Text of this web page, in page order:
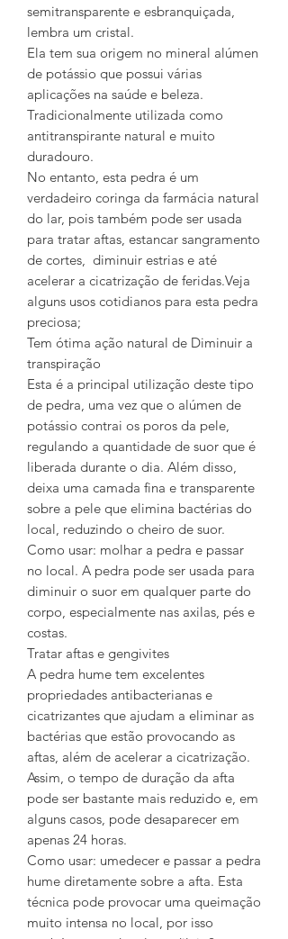
semitransparente e esbranquiçada,
lembra um cristal.
Ela tem sua origem no mineral alúmen
de potássio que possui várias
aplicações na saúde e beleza.
Tradicionalmente utilizada como
antitranspirante natural e muito
duradouro.
No entanto, esta pedra é um
verdadeiro coringa da farmácia natural
do lar, pois também pode ser usada
para tratar aftas, estancar sangramento
de cortes, diminuir estrias e até
acelerar a cicatrização de feridas.Veja
alguns usos cotidianos para esta pedra
preciosa;
Tem ótima ação natural de Diminuir a
transpiração
Esta é a principal utilização deste tipo
de pedra, uma vez que o alúmen de
potássio contrai os poros da pele,
regulando a quantidade de suor que é
liberada durante o dia. Além disso,
deixa uma camada fina e transparente
sobre a pele que elimina bactérias do
local, reduzindo o cheiro de suor.
Como usar: molhar a pedra e passar
no local. A pedra pode ser usada para
diminuir o suor em qualquer parte do
corpo, especialmente nas axilas, pés e
costas.
Tratar aftas e gengivites
A pedra hume tem excelentes
propriedades antibacterianas e
cicatrizantes que ajudam a eliminar as
bactérias que estão provocando as
aftas, além de acelerar a cicatrização.
Assim, o tempo de duração da afta
pode ser bastante mais reduzido e, em
alguns casos, pode desaparecer em
apenas 24 horas.
Como usar: umedecer e passar a pedra
hume diretamente sobre a afta. Esta
técnica pode provocar uma queimação
muito intensa no local, por isso